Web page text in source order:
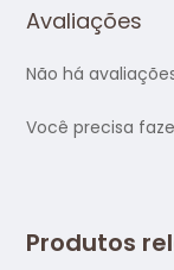
Avaliações
Não há
Você precisa
Produtos